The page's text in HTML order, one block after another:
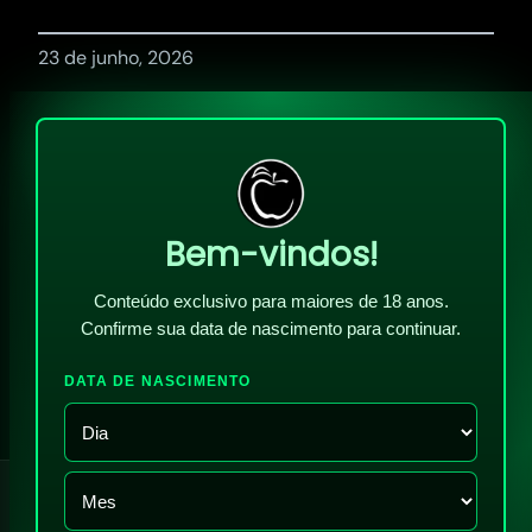
23 de junho, 2026
!
Bem-vindos!
Conteúdo exclusivo para maiores de 18 anos.
Confirme sua data de nascimento para continuar.
DATA DE NASCIMENTO